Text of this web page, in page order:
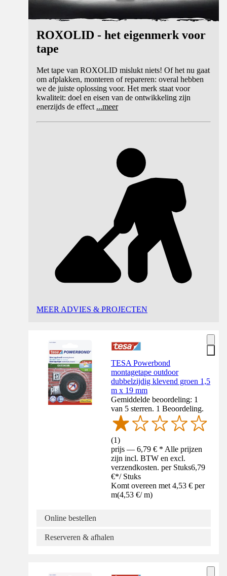
ROXOLID - het eigenmerk voor
tape
Met tape van ROXOLID mislukt niets! Of het nu gaat
om afplakken, monteren of repareren: overal hebben
we de juiste oplossing voor. Het merk staat voor
kwaliteit: doel en eisen van de ontwikkeling zijn
enerzijds de effect ...meer
MEER ADVIES & PROJECTEN
TESA Powerbond
montagetape outdoor
dubbelzijdig klevend groen 1,5
m x 19 mm
Gemiddelde beoordeling: 1
van 5 sterren. 1 Beoordeling.
(1)
prijs — 6,79 € * Alle prijzen
zijn incl. BTW en excl.
verzendkosten. per Stuks6,79
€*/ Stuks
Komt overeen met 4,53 € per
m(4,53 €/ m)
Online bestellen
Reserveren & afhalen